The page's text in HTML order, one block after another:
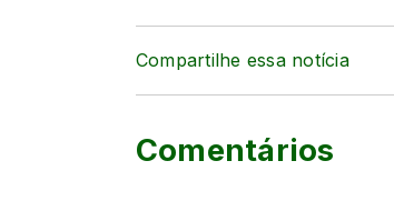
Compartilhe essa notícia
Comentários